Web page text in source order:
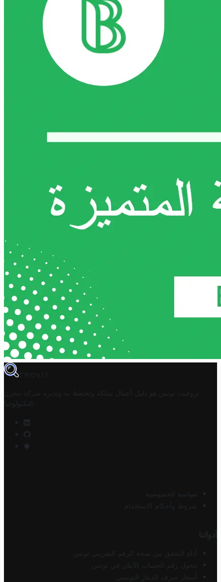
TROVIT
تروفيت تونس هو دليل أعمال تملكه وتحتفظ به وتديره
شركة مخزن
التكنولوجيا
سياسة الخصوصية
شروط وأحكام الاستخدام
أدواتنا
أداة التحقق من صحة الرقم الضريبي تونس
محول رقم الحساب الآيبان في تونس
أسعار صرف الدينار التونسي